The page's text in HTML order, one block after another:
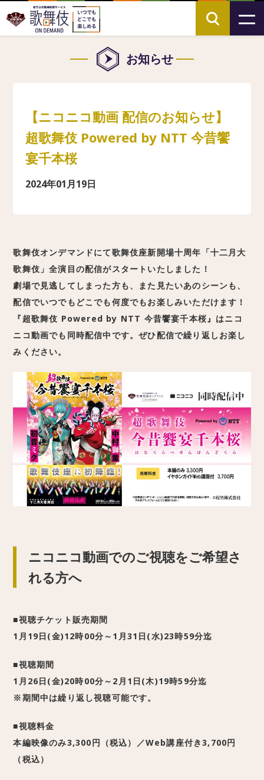
お知らせ
【ニコニコ動画 配信のお知らせ】
超歌舞伎 Powered by NTT 今昔饗
宴千本桜
2024年01月19日
歌舞伎オンデマンドにて歌舞伎座新開場十周年「十二月大
歌舞伎」全演目の配信がスタートいたしました！
劇場で見逃してしまった方も、また見たいあのシーンも、
配信でいつでもどこでも何度でもお楽しみいただけます！
『超歌舞伎 Powered by NTT 今昔饗宴千本桜』はニコ
ニコ動画でも同時配信中です。ぜひ配信で繰り返しお楽し
みください。
ニコニコ動画でのご視聴をご希望さ
れる方へ
■視聴チケット販売期間
1月19日(金)12時00分～1月31日(水)23時59分迄
■視聴期間
1月26日(金)20時00分～2月1日(木)19時59分迄
※期間中は繰り返し視聴可能です。
■視聴料金
本編映像のみ3,300円（税込）／Web講座付き3,700円
（税込）